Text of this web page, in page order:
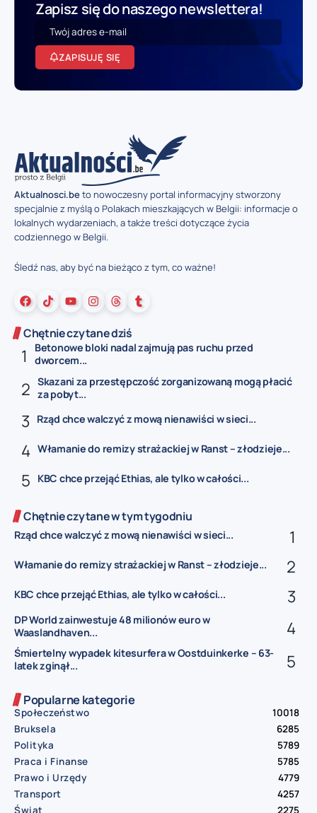
Zapisz się do naszego newslettera!
ZAPISUJĘ SIĘ
Aktualnosci.beto nowoczesny portal informacyjny stworzony
specjalnie z myślą o Polakach mieszkających w Belgii: informacje o
lokalnych wydarzeniach, a także treści dotyczące życia
codziennego w Belgii.
Śledź nas, aby być na bieżąco z tym, co ważne!
Chętnie czytane dziś
Betonowe bloki nadal zajmują pas ruchu przed
dworcem...
Skazani za przestępczość zorganizowaną mogą płacić
za pobyt...
Rząd chce walczyć z mową nienawiści w sieci...
Włamanie do remizy strażackiej w Ranst – złodzieje...
KBC chce przejąć Ethias, ale tylko w całości...
Chętnie czytane w tym tygodniu
Rząd chce walczyć z mową nienawiści w sieci...
Włamanie do remizy strażackiej w Ranst – złodzieje...
KBC chce przejąć Ethias, ale tylko w całości...
DP World zainwestuje 48 milionów euro w
Waaslandhaven...
Śmiertelny wypadek kitesurfera w Oostduinkerke – 63-
latek zginął...
Popularne kategorie
Społeczeństwo
10018
Bruksela
6285
Polityka
5789
Praca i Finanse
5785
Prawo i Urzędy
4779
Transport
4257
Świat
2275